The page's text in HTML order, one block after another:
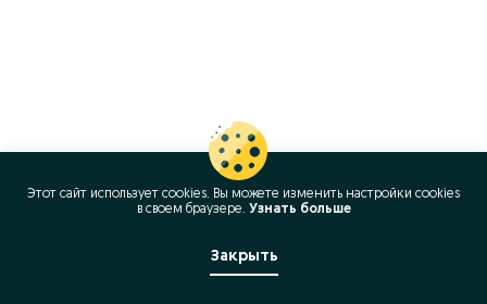
Этот сайт использует cookies. Вы можете изменить настройки cookies
в своeм браузере. Узнать больше
Закрыть